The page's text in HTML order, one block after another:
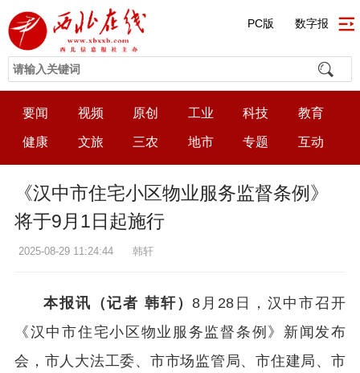
PC版 数字报
要闻 视频 原创 工业 科技 教育
健康 文旅 三农 地市 专题 互动
《汉中市住宅小区物业服务监督条例》
将于9月1日起施行
2025-08-29 11:24:44 韩轩
本报讯（记者 韩轩）8月28日，汉中市召开
《汉中市住宅小区物业服务监督条例》新闻发布
会，市人大法工委、市市场监管局、市住建局、市